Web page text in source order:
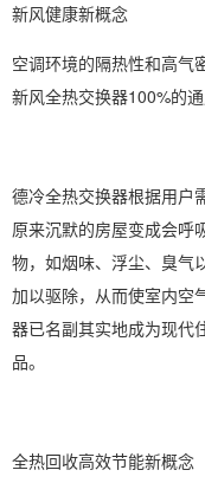
新风健康新概念
空调环境的隔热性和高气
新风全热交换器100%的通
德冷全热交换器根据用户
原来沉默的房屋变成会呼
物，如烟味、浮尘、臭气
加以驱除，从而使室内空
器已名副其实地成为现代
品。
全热回收高效节能新概念